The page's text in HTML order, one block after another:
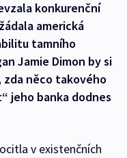
konkurenční
americká
tamního
Jamie Dimon by si
zda něco takového
jeho banka dodnes
v existenčních